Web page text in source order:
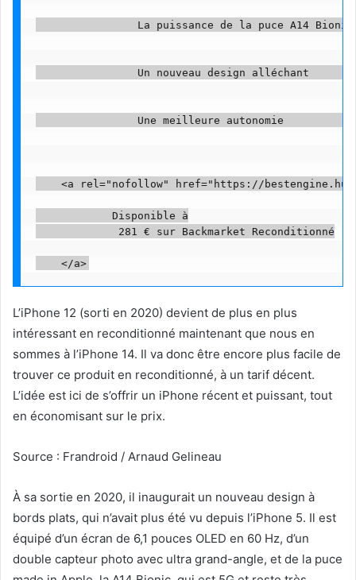
La puissance de la
Un nouveau design
Une meilleure
<a rel="nofollow" href="https://
            Disponible à
             281 € sur Backmarket Reconditionné
    </a>
L’iPhone 12 (sorti en 2020) devient de plus en plus
intéressant en reconditionné maintenant que nous en
sommes à l’iPhone 14. Il va donc être encore plus facile de
trouver ce produit en reconditionné, à un tarif décent.
L’idée est ici de s’offrir un iPhone récent et puissant, tout
en économisant sur le prix.
Source : Frandroid / Arnaud Gelineau
À sa sortie en 2020, il inaugurait un nouveau design à
bords plats, qui n’avait plus été vu depuis l’iPhone 5. Il est
équipé d’un écran de 6,1 pouces OLED en 60 Hz, d’un
double capteur photo avec ultra grand-angle, et de la puce